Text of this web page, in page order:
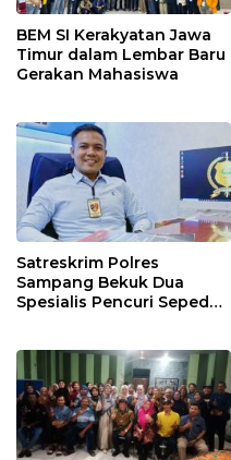
BEM SI Kerakyatan Jawa
Timur dalam Lembar Baru
Gerakan Mahasiswa
Satreskrim Polres
Sampang Bekuk Dua
Spesialis Pencuri Sepeda